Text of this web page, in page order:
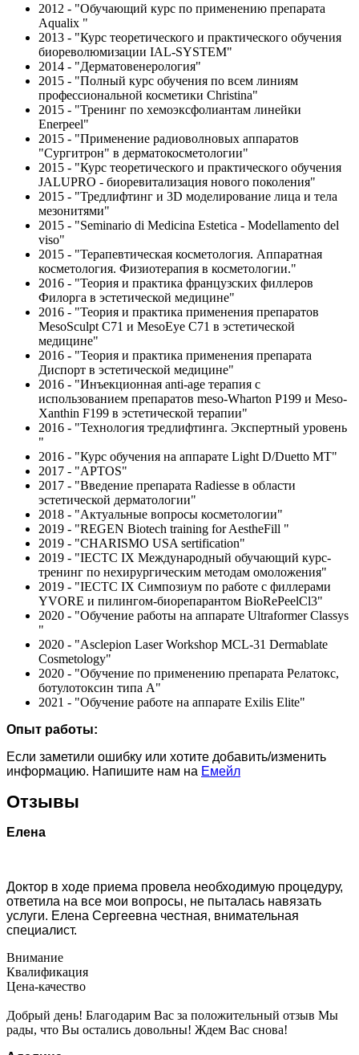
2012 - "Обучающий курс по применению препарата
Aqualix "
2013 - "Курс теоретического и практического обучения
биореволюмизации IAL-SYSTEM"
2014 - "Дерматовенерология"
2015 - "Полный курс обучения по всем линиям
профессиональной косметики Christina"
2015 - "Тренинг по хемоэксфолиантам линейки
Enerpeel"
2015 - "Применение радиоволновых аппаратов
"Сургитрон" в дерматокосметологии"
2015 - "Курс теоретического и практического обучения
JALUPRO - биоревитализация нового поколения"
2015 - "Тредлифтинг и 3D моделирование лица и тела
мезонитями"
2015 - "Seminario di Medicina Estetica - Modellamento del
viso"
2015 - "Терапевтическая косметология. Аппаратная
косметология. Физиотерапия в косметологии."
2016 - "Теория и практика французских филлеров
Филорга в эстетической медицине"
2016 - "Теория и практика применения препаратов
MesoSculpt C71 и MesoEye C71 в эстетической
медицине"
2016 - "Теория и практика применения препарата
Диспорт в эстетической медицине"
2016 - "Инъекционная anti-age терапия с
использованием препаратов meso-Wharton P199 и Meso-
Xanthin F199 в эстетической терапии"
2016 - "Технология тредлифтинга. Экспертный уровень
"
2016 - "Курс обучения на аппарате Light D/Duetto MT"
2017 - "APTOS"
2017 - "Введение препарата Radiesse в области
эстетической дерматологии"
2018 - "Актуальные вопросы косметологии"
2019 - "REGEN Biotech training for AestheFill "
2019 - "CHARISMO USA sertification"
2019 - "IECTC IX Международный обучающий курс-
тренинг по нехирургическим методам омоложения"
2019 - "IECTC IX Симпозиум по работе с филлерами
YVORE и пилингом-биорепарантом BioRePeelCl3"
2020 - "Обучение работы на аппарате Ultraformer Classys
"
2020 - "Asclepion Laser Workshop MCL-31 Dermablate
Cosmetology"
2020 - "Обучение по применению препарата Релатокс,
ботулотоксин типа А"
2021 - "Обучение работе на аппарате Exilis Elite"
Опыт работы:
Если заметили ошибку или хотите добавить/изменить
информацию. Напишите нам на Емейл
Отзывы
Елена
Доктор в ходе приема провела необходимую процедуру,
ответила на все мои вопросы, не пыталась навязать
услуги. Елена Сергеевна честная, внимательная
специалист.
Внимание
Квалификация
Цена-качество
Добрый день! Благодарим Вас за положительный отзыв Мы
рады, что Вы остались довольны! Ждем Вас снова!